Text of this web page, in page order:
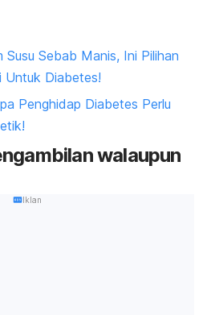
Susu Sebab Manis, Ini Pilihan
Untuk Diabetes!
Penghidap Diabetes Perlu
walaupun
Iklan